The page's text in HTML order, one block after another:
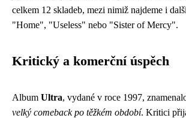
celkem 12 skladeb, mezi nimiž najdeme i
"Home", "Useless" nebo "Sister of Mercy".
Kritický a komerční úspěch
Album Ultra, vydané v roce 1997,
velký comeback po těžkém období. Kritici